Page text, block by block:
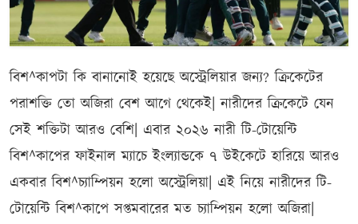
বিশ^কাপটা কি বানানোই হয়েছে অস্ট্রেলিয়ার জন্য? ক্রিকেটের
পরাশক্তি তো অজিরা বেশ আগে থেকেই| নারীদের ক্রিকেটে যেন
সেই শক্তিটা আরও বেশি| এবার ২০২৬ নারী টি-টোয়েন্টি
বিশ^কাপের ফাইনাল ম্যাচে ইংল্যান্ডকে ৭ উইকেটে হারিয়ে আরও
একবার বিশ^চ্যাম্পিয়ন হলো অস্ট্রেলিয়া| এই নিয়ে নারীদের টি-
টোয়েন্টি বিশ^কাপে সপ্তমবারের মত চ্যাম্পিয়ন হলো অজিরা|